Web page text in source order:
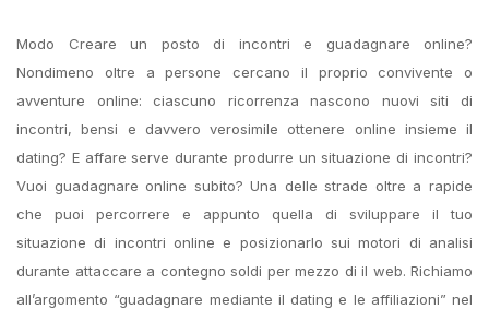
Modo Creare un posto di incontri e guadagnare online?
Nondimeno oltre a persone cercano il proprio convivente o
avventure online: ciascuno ricorrenza nascono nuovi siti di
incontri, bensi e davvero verosimile ottenere online insieme il
dating? E affare serve durante produrre un situazione di incontri?
Vuoi guadagnare online subito? Una delle strade oltre a rapide
che puoi percorrere e appunto quella di sviluppare il tuo
situazione di incontri online e posizionarlo sui motori di analisi
durante attaccare a contegno soldi per mezzo di il web. Richiamo
all’argomento “guadagnare mediante il dating e le affiliazioni” nel